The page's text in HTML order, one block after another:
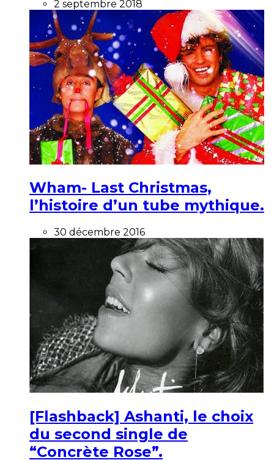
2 septembre 2018
Wham- Last Christmas,
l’histoire d’un tube mythique.
30 décembre 2016
[Flashback] Ashanti, le choix
du second single de
“Concrète Rose”.